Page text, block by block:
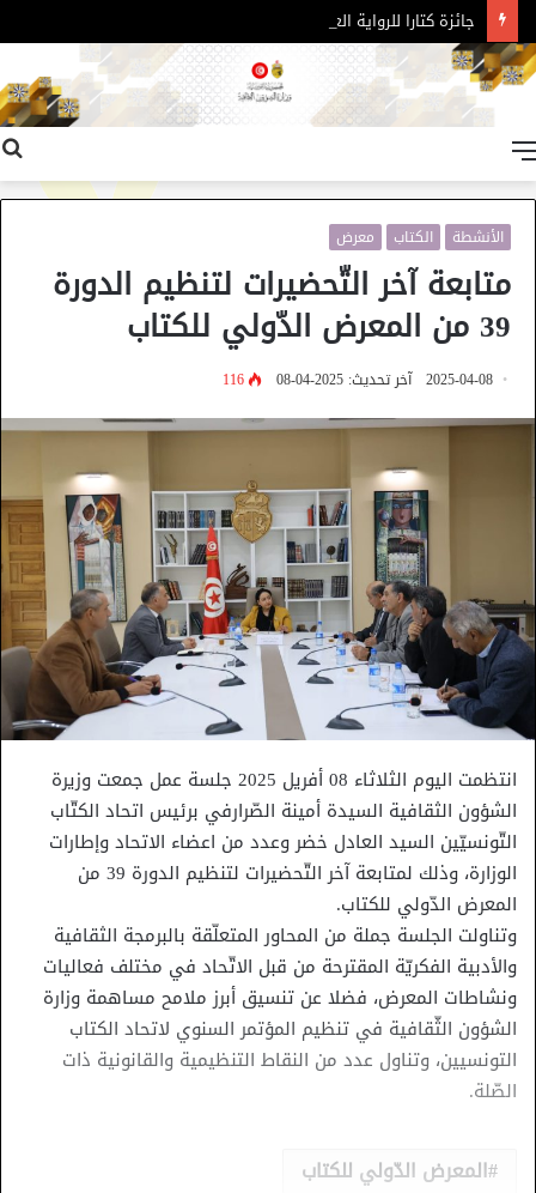
جائزة كتارا للرواية العربية – الدورة 11
الأنشطة الكتاب معرض
متابعة آخر التّحضيرات لتنظيم الدورة
39 من المعرض الدّولي للكتاب
2025-04-08 آخر تحديث: 2025-04-08 116
انتظمت اليوم الثلاثاء 08 أفريل 2025 جلسة عمل جمعت وزيرة
الشؤون الثقافية السيدة أمينة الصّرارفي برئيس اتحاد الكتّاب
التّونسيّين السيد العادل خضر وعدد من اعضاء الاتحاد وإطارات
الوزارة، وذلك لمتابعة آخر التّحضيرات لتنظيم الدورة 39 من
المعرض الدّولي للكتاب.
وتناولت الجلسة جملة من المحاور المتعلّقة بالبرمجة الثقافية
والأدبية الفكريّة المقترحة من قبل الاتّحاد في مختلف فعاليات
ونشاطات المعرض، فضلا عن تنسيق أبرز ملامح مساهمة وزارة
الشؤون الثّقافية في تنظيم المؤتمر السنوي لاتحاد الكتاب
التونسيين، وتناول عدد من النقاط التنظيمية والقانونية ذات
الصّلة.
المعرض الدّولي للكتاب